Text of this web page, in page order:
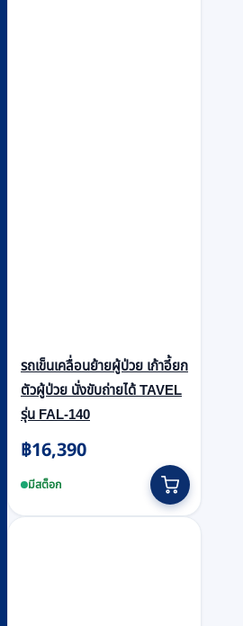
รถเข็นเคลื่อนย้ายผู้ป่วย เก้าอี้ยก
ตัวผู้ป่วย นั่งขับถ่ายได้ TAVEL
รุ่น FAL-140
฿16,390
มีสต็อก